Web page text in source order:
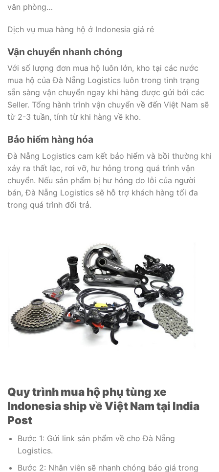
văn phòng…
Dịch vụ mua hàng hộ ở Indonesia giá rẻ
Vận chuyển nhanh chóng
Với số lượng đơn mua hộ luôn lớn, kho tại các nước
mua hộ của Đà Nẵng Logistics luôn trong tình trạng
sẵn sàng vận chuyển ngay khi hàng được gửi bởi các
Seller. Tổng hành trình vận chuyển về đến Việt Nam sẽ
từ 2-3 tuần, tính từ khi hàng về kho.
Bảo hiểm hàng hóa
Đà Nẵng Logistics cam kết bảo hiểm và bồi thường khi
xảy ra thất lạc, rơi vỡ, hư hỏng trong quá trình vận
chuyển. Nếu sản phẩm bị hư hỏng do lỗi của người
bán, Đà Nẵng Logistics sẽ hỗ trợ khách hàng tối đa
trong quá trình đổi trả.
Quy trình mua hộ phụ tùng xe
Indonesia ship về Việt Nam tại India
Post
Bước 1: Gửi link sản phẩm về cho Đà Nẵng
Logistics.
Bước 2: Nhân viên sẽ nhanh chóng báo giá trong